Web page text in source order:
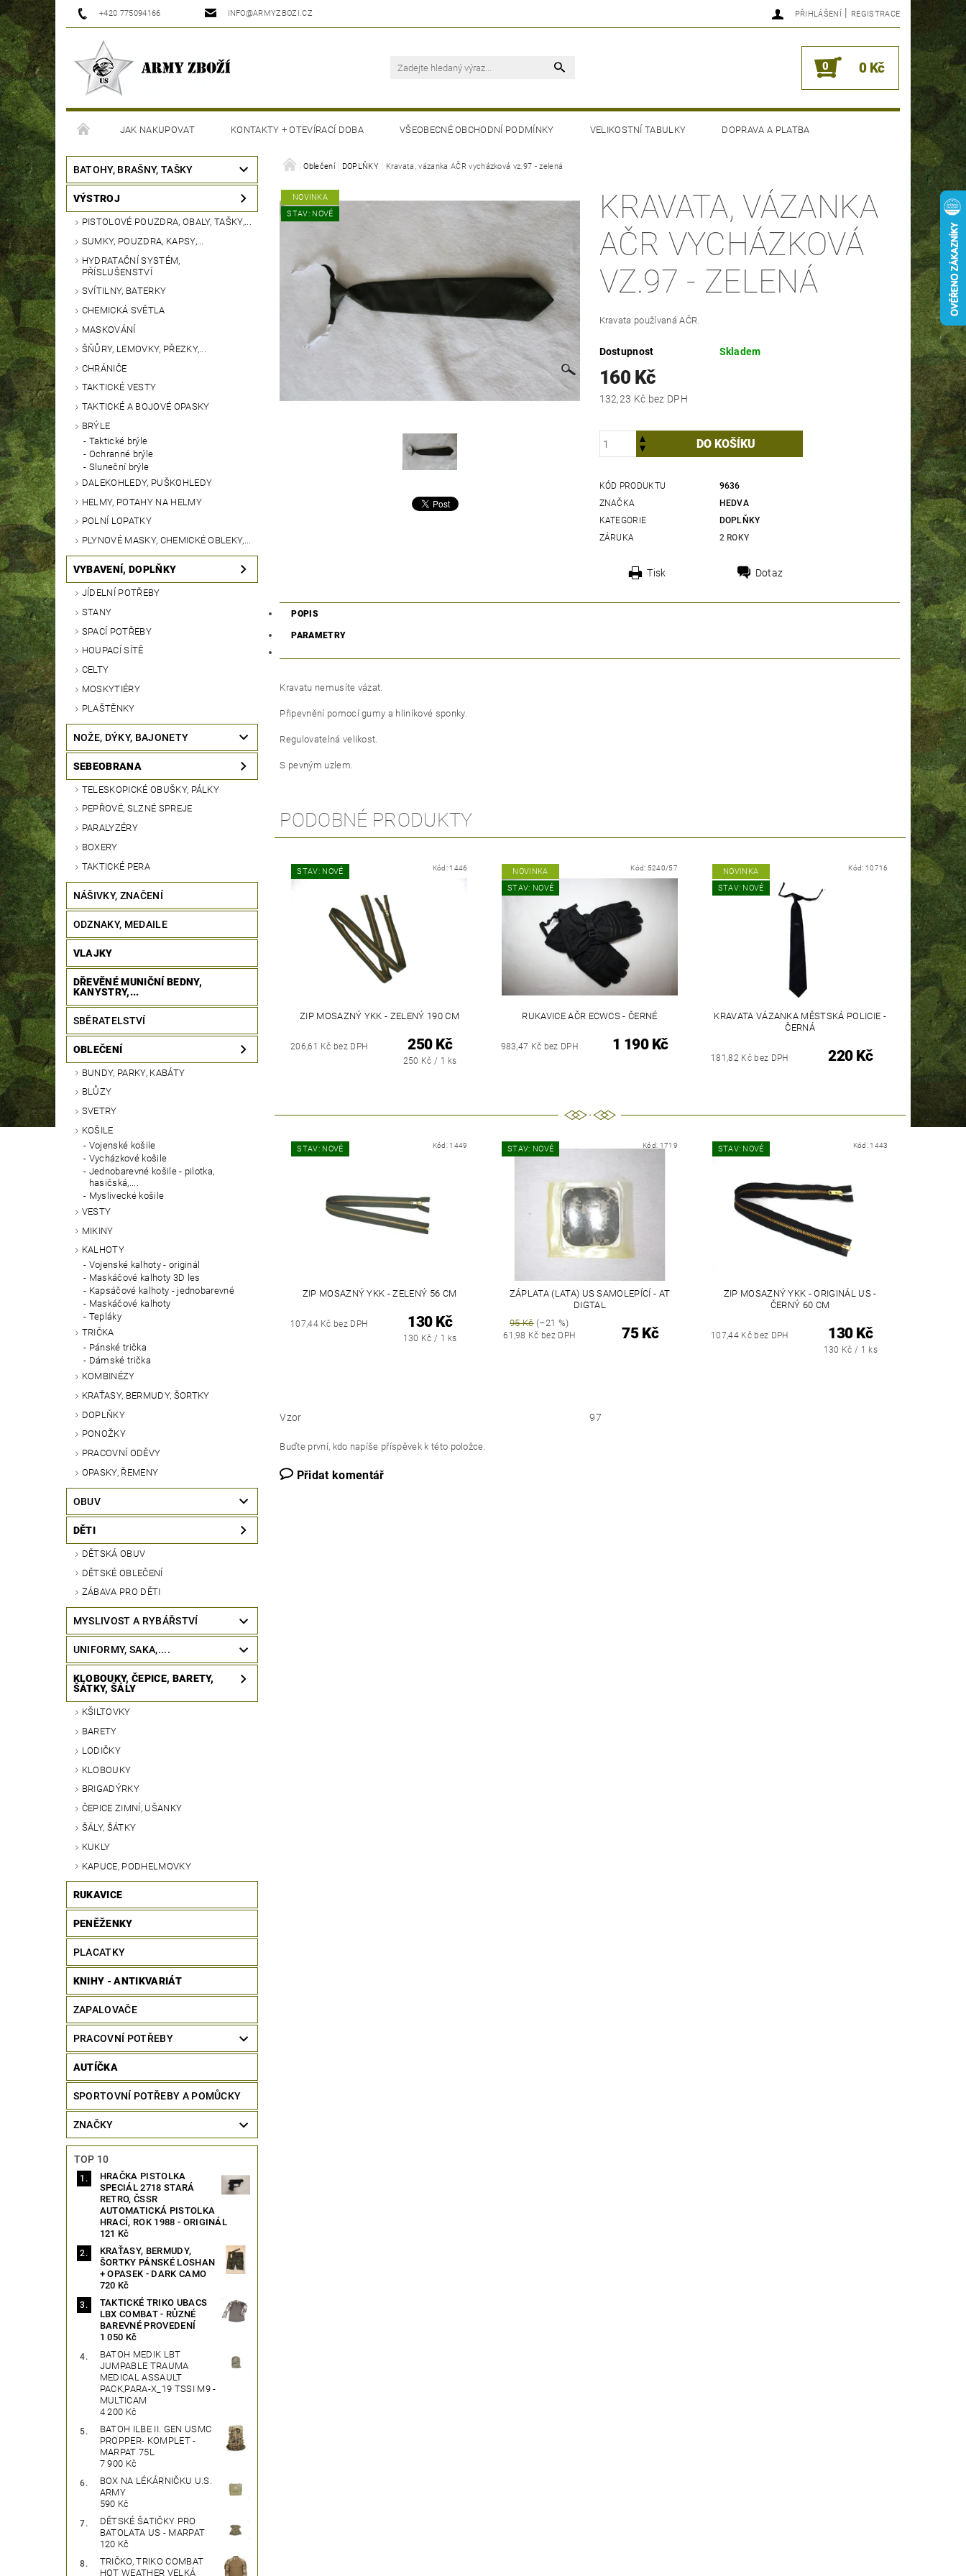
+420 775094166 INFO@ARMYZBOZI.CZ PŘIHLÁŠENÍ | REGISTRACE
0 0 Kč
JAK NAKUPOVAT KONTAKTY + OTEVÍRACÍ DOBA VŠEOBECNÉ OBCHODNÍ PODMÍNKY VELIKOSTNÍ TABULKY DOPRAVA A PLATBA
MOJE OBJEDNÁVKA
BATOHY, BRAŠNY, TAŠKY
VÝSTROJ
PISTOLOVÉ POUZDRA, OBALY, TAŠKY,...
SUMKY, POUZDRA, KAPSY,...
HYDRATAČNÍ SYSTÉM,
PŘÍSLUŠENSTVÍ
SVÍTILNY, BATERKY
CHEMICKÁ SVĚTLA
MASKOVÁNÍ
ŠŇŮRY, LEMOVKY, PŘEZKY,...
CHRÁNIČE
TAKTICKÉ VESTY
TAKTICKÉ A BOJOVÉ OPASKY
BRÝLE
Taktické brýle
Ochranné brýle
Sluneční brýle
DALEKOHLEDY, PUŠKOHLEDY
HELMY, POTAHY NA HELMY
POLNÍ LOPATKY
PLYNOVÉ MASKY, CHEMICKÉ OBLEKY,...
VYBAVENÍ, DOPLŇKY
JÍDELNÍ POTŘEBY
STANY
SPACÍ POTŘEBY
HOUPACÍ SÍTĚ
CELTY
MOSKYTIÉRY
PLAŠTĚNKY
NOŽE, DÝKY, BAJONETY
SEBEOBRANA
TELESKOPICKÉ OBUŠKY, PÁLKY
PEPŘOVÉ, SLZNÉ SPREJE
PARALYZÉRY
BOXERY
TAKTICKÉ PERA
NÁŠIVKY, ZNAČENÍ
ODZNAKY, MEDAILE
VLAJKY
DŘEVĚNÉ MUNIČNÍ BEDNY,
KANYSTRY,...
SBĚRATELSTVÍ
OBLEČENÍ
BUNDY, PARKY, KABÁTY
BLŮZY
SVETRY
KOŠILE
Vojenské košile
Vycházkové košile
Jednobarevné košile - pilotka,
hasičská,....
Myslivecké košile
VESTY
MIKINY
KALHOTY
Vojenské kalhoty - originál
Maskáčové kalhoty 3D les
Kapsáčové kalhoty - jednobarevné
Maskáčové kalhoty
Tepláky
TRIČKA
Pánské trička
Dámské trička
KOMBINÉZY
KRAŤASY, BERMUDY, ŠORTKY
DOPLŇKY
PONOŽKY
PRACOVNÍ ODĚVY
OPASKY, ŘEMENY
OBUV
DĚTI
DĚTSKÁ OBUV
DĚTSKÉ OBLEČENÍ
ZÁBAVA PRO DĚTI
MYSLIVOST A RYBÁŘSTVÍ
UNIFORMY, SAKA,....
KLOBOUKY, ČEPICE, BARETY,
ŠÁTKY, ŠÁLY
KŠILTOVKY
BARETY
LODIČKY
KLOBOUKY
BRIGADÝRKY
ČEPICE ZIMNÍ, UŠANKY
ŠÁLY, ŠÁTKY
KUKLY
KAPUCE, PODHELMOVKY
RUKAVICE
PENĚŽENKY
PLACATKY
KNIHY - ANTIKVARIÁT
ZAPALOVAČE
PRACOVNÍ POTŘEBY
AUTÍČKA
SPORTOVNÍ POTŘEBY A POMŮCKY
ZNAČKY
TOP 10
HRAČKA PISTOLKA
SPECIÁL 2718 STARÁ
RETRO, ČSSR
AUTOMATICKÁ PISTOLKA
HRACÍ, ROK 1988 - ORIGINÁL
121 Kč
KRAŤASY, BERMUDY,
ŠORTKY PÁNSKÉ LOSHAN
+ OPASEK - DARK CAMO
720 Kč
TAKTICKÉ TRIKO UBACS
LBX COMBAT - RŮZNÉ
BAREVNÉ PROVEDENÍ
1 050 Kč
BATOH MEDIK LBT
JUMPABLE TRAUMA
MEDICAL ASSAULT
PACK,PARA-X_19 TSSI M9 -
MULTICAM
4 200 Kč
BATOH ILBE II. GEN USMC
PROPPER- KOMPLET -
MARPAT 75L
7 900 Kč
BOX NA LÉKÁRNIČKU U.S.
ARMY
590 Kč
DĚTSKÉ ŠATIČKY PRO
BATOLATA US - MARPAT
120 Kč
TRIČKO, TRIKO COMBAT
HOT WEATHER VELKÁ
Oblečení DOPLŇKY Kravata, vázanka AČR vycházková vz.97 - zelená
NOVINKA
STAV: NOVÉ
KRAVATA, VÁZANKA
AČR VYCHÁZKOVÁ
VZ.97 - ZELENÁ
Kravata používaná AČR.
Dostupnost Skladem
160 Kč
132,23 Kč bez DPH
KÓD PRODUKTU
9636
ZNAČKA
HEDVA
KATEGORIE
DOPLŇKY
ZÁRUKA
2 ROKY
Tisk Dotaz
POPIS
PARAMETRY
Kravatu nemusíte vázat.
Připevnění pomocí gumy a hliníkové sponky.
Regulovatelná velikost.
S pevným uzlem.
PODOBNÉ PRODUKTY
STAV: NOVÉ Kód: 1446
ZIP MOSAZNÝ YKK - ZELENÝ 190 CM
206,61 Kč bez DPH 250 Kč
250 Kč / 1 ks
NOVINKA
STAV: NOVÉ
Kód: 5240/57
RUKAVICE AČR ECWCS - ČERNÉ
983,47 Kč bez DPH 1 190 Kč
NOVINKA
STAV: NOVÉ
Kód: 10716
KRAVATA VÁZANKA MĚSTSKÁ POLICIE -
ČERNÁ
181,82 Kč bez DPH 220 Kč
STAV: NOVÉ Kód: 1449
ZIP MOSAZNÝ YKK - ZELENÝ 56 CM
107,44 Kč bez DPH 130 Kč
130 Kč / 1 ks
STAV: NOVÉ Kód: 1719
ZÁPLATA (LATA) US SAMOLEPÍCÍ - AT
DIGTAL
95 Kč(–21 %)
61,98 Kč bez DPH 75 Kč
STAV: NOVÉ Kód: 1443
ZIP MOSAZNÝ YKK - ORIGINÁL US -
ČERNÝ 60 CM
107,44 Kč bez DPH 130 Kč
130 Kč / 1 ks
Vzor 97
Buďte první, kdo napíše příspěvek k této položce.
Přidat komentář